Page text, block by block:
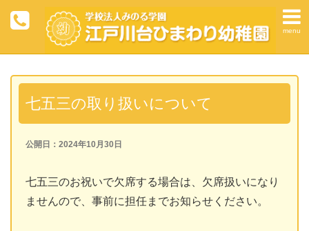
menu
七五三の取り扱いについて
公開日：2024年10月30日
七五三のお祝いで欠席する場合は、欠席扱いになり
ませんので、事前に担任までお知らせください。